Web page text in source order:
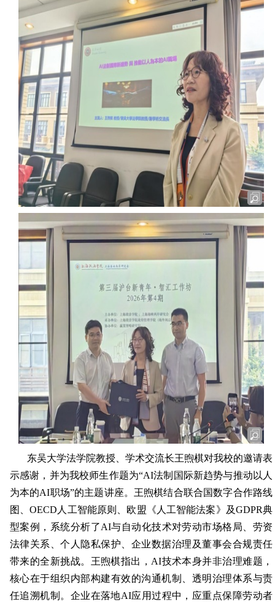
东吴大学法学院教授、学术交流长王煦棋对我校的邀请表
示感谢，并为我校师生作题为“AI法制国际新趋势与推动以人
为本的AI职场”的主题讲座。王煦棋结合联合国数字合作路线
图、OECD人工智能原则、欧盟《人工智能法案》及GDPR典
型案例，系统分析了AI与自动化技术对劳动市场格局、劳资
法律关系、个人隐私保护、企业数据治理及董事会合规责任
带来的全新挑战。王煦棋指出，AI技术本身并非治理难题，
核心在于组织内部构建有效的沟通机制、透明治理体系与责
任追溯机制。企业在落地AI应用过程中，应重点保障劳动者